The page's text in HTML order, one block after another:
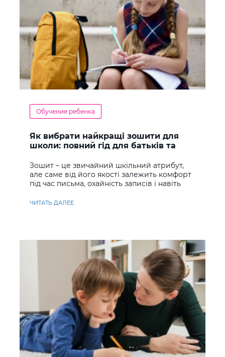
Обучение ребенка
Як вибрати найкращі зошити для
школи: повний гід для батьків та
Зошит – це звичайний шкільний атрибут,
але саме від його якості залежить комфорт
під час письма, охайність записів і навіть
ЧИТАТЬ ДАЛЕЕ